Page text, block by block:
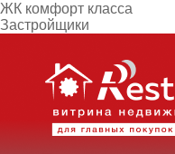
ЖК комфорт класса
Застройщики